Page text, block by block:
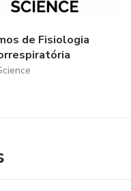
de Fisiologia